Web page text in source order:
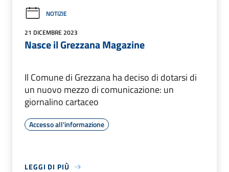
NOTIZIE
21 DICEMBRE 2023
Nasce il Grezzana Magazine
Il Comune di Grezzana ha deciso di dotarsi di
un nuovo mezzo di comunicazione: un
giornalino cartaceo
Accesso all'informazione
LEGGI DI PIÙ